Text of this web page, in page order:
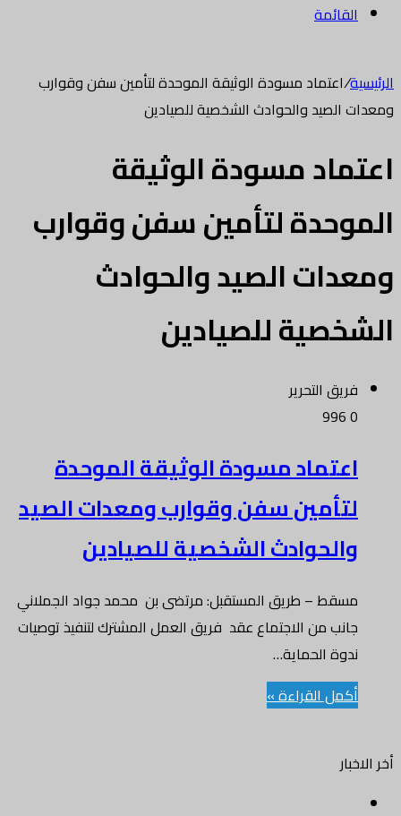
القائمة
الرئيسية/اعتماد مسودة الوثيقة الموحدة لتأمين سفن وقوارب
ومعدات الصيد والحوادث الشخصية للصيادين
اعتماد مسودة الوثيقة
الموحدة لتأمين سفن وقوارب
ومعدات الصيد والحوادث
الشخصية للصيادين
فريق التحرير
0
اعتماد مسودة الوثيقة الموحدة
لتأمين سفن وقوارب ومعدات الصيد
والحوادث الشخصية للصيادين
مسقط – طريق المستقبل: مرتضى بن محمد جواد الجملاني
جانب من الاجتماع عقد فريق العمل المشترك لتنفيذ توصيات
ندوة الحماية…
أكمل القراءة »
أخر الاخبار